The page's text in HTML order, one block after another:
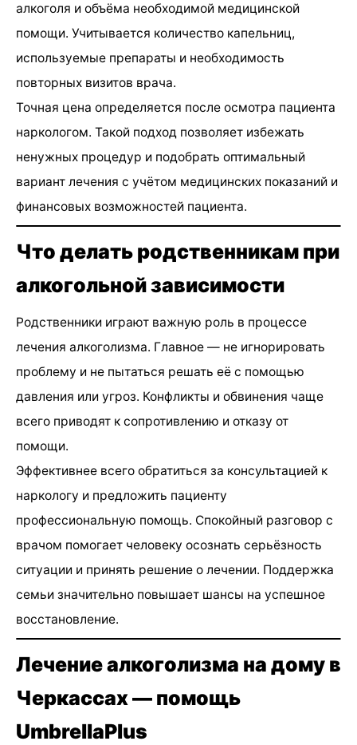
алкоголя и объёма необходимой медицинской
помощи. Учитывается количество капельниц,
используемые препараты и необходимость
повторных визитов врача.
Точная цена определяется после осмотра пациента
наркологом. Такой подход позволяет избежать
ненужных процедур и подобрать оптимальный
вариант лечения с учётом медицинских показаний и
финансовых возможностей пациента.
Что делать родственникам при
алкогольной зависимости
Родственники играют важную роль в процессе
лечения алкоголизма. Главное — не игнорировать
проблему и не пытаться решать её с помощью
давления или угроз. Конфликты и обвинения чаще
всего приводят к сопротивлению и отказу от
помощи.
Эффективнее всего обратиться за консультацией к
наркологу и предложить пациенту
профессиональную помощь. Спокойный разговор с
врачом помогает человеку осознать серьёзность
ситуации и принять решение о лечении. Поддержка
семьи значительно повышает шансы на успешное
восстановление.
Лечение алкоголизма на дому в
Черкассах — помощь
UmbrellaPlus